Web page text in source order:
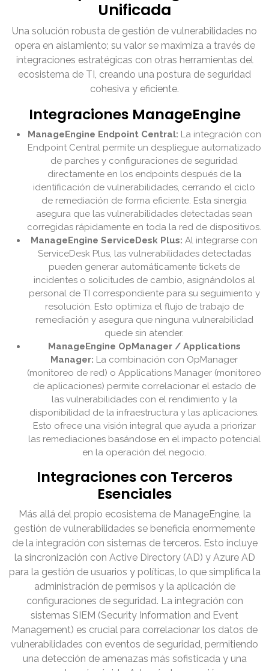
Unificada
Una solución robusta de gestión de vulnerabilidades no
opera en aislamiento; su valor se maximiza a través de
integraciones estratégicas con otras herramientas del
ecosistema de TI, creando una postura de seguridad
cohesiva y eficiente.
Integraciones ManageEngine
ManageEngine Endpoint Central: La integración con
Endpoint Central permite un despliegue automatizado
de parches y configuraciones de seguridad
directamente en los endpoints después de la
identificación de vulnerabilidades, cerrando el ciclo
de remediación de forma eficiente. Esta sinergia
asegura que las vulnerabilidades detectadas sean
corregidas rápidamente en toda la red de dispositivos.
ManageEngine ServiceDesk Plus: Al integrarse con
ServiceDesk Plus, las vulnerabilidades detectadas
pueden generar automáticamente tickets de
incidentes o solicitudes de cambio, asignándolos al
personal de TI correspondiente para su seguimiento y
resolución. Esto optimiza el flujo de trabajo de
remediación y asegura que ninguna vulnerabilidad
quede sin atender.
ManageEngine OpManager / Applications
Manager: La combinación con OpManager
(monitoreo de red) o Applications Manager (monitoreo
de aplicaciones) permite correlacionar el estado de
las vulnerabilidades con el rendimiento y la
disponibilidad de la infraestructura y las aplicaciones.
Esto ofrece una visión integral que ayuda a priorizar
las remediaciones basándose en el impacto potencial
en la operación del negocio.
Integraciones con Terceros
Esenciales
Más allá del propio ecosistema de ManageEngine, la
gestión de vulnerabilidades se beneficia enormemente
de la integración con sistemas de terceros. Esto incluye
la sincronización con Active Directory (AD) y Azure AD
para la gestión de usuarios y políticas, lo que simplifica la
administración de permisos y la aplicación de
configuraciones de seguridad. La integración con
sistemas SIEM (Security Information and Event
Management) es crucial para correlacionar los datos de
vulnerabilidades con eventos de seguridad, permitiendo
una detección de amenazas más sofisticada y una